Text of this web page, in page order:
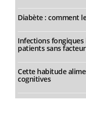
Diabète : comment
Infections fongiques
patients sans
Cette habitude
cognitives